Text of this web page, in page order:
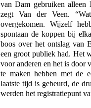
van Dam gebruiken alleen
zegt Van der Veen.
overgekomen. Wijzelf
spontaan de koppen bij
boos over het ontslag van
een groot publiek had. Het
voor anderen en het is door
te maken hebben met de
laatste tijd is gebeurd, de
werden het registratiepunt